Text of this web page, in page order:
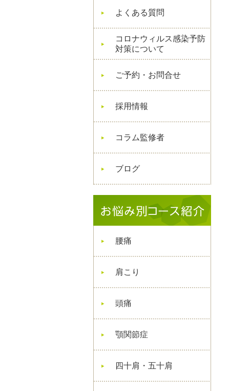
よくある質問
コロナウィルス感染予防
対策について
ご予約・お問合せ
採用情報
コラム監修者
ブログ
腰痛
肩こり
頭痛
顎関節症
四十肩・五十肩